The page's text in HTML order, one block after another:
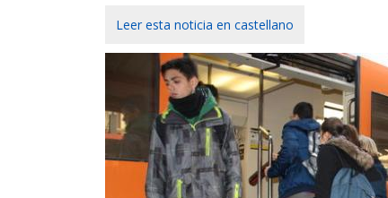
Leer esta noticia en castellano